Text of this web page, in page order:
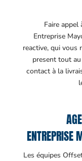
Faire appel
Entreprise
reactive, qui vous
present tout
contact à la
ENTREPRISE
Les équipes